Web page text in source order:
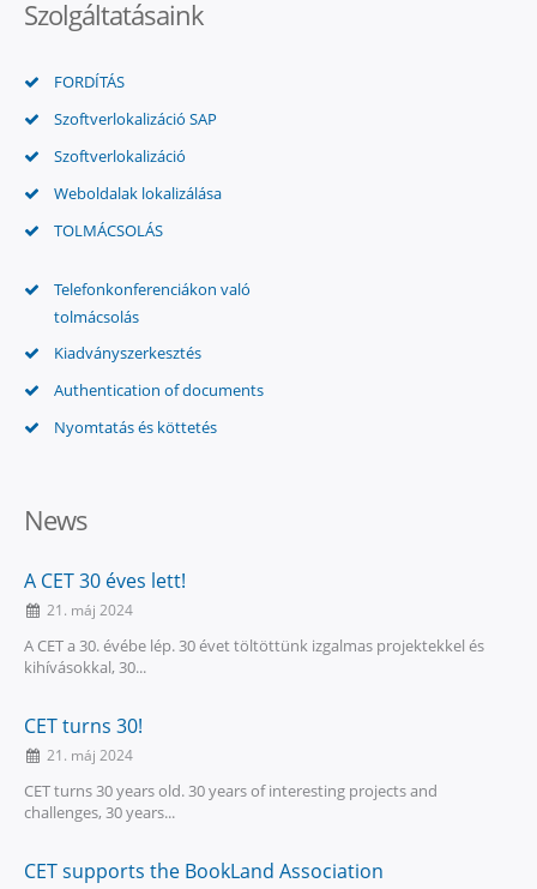
Szolgáltatásaink
FORDÍTÁS
Szoftverlokalizáció SAP
Szoftverlokalizáció
Weboldalak lokalizálása
TOLMÁCSOLÁS
Telefonkonferenciákon való
tolmácsolás
Kiadványszerkesztés
Authentication of documents
Nyomtatás és köttetés
News
A CET 30 éves lett!
21. máj 2024
A CET a 30. évébe lép. 30 évet töltöttünk izgalmas projektekkel és
kihívásokkal, 30...
CET turns 30!
21. máj 2024
CET turns 30 years old. 30 years of interesting projects and
challenges, 30 years...
CET supports the BookLand Association